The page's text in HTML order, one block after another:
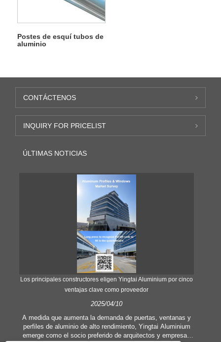
Postes de esquí tubos de
aluminio
CONTÁCTENOS
INQUIRY FOR PRICELIST
ÚLTIMAS NOTICIAS
Los principales constructores eligen Yingtai Aluminium por cinco
ventajas clave como proveedor
2025/04/10
A medida que aumenta la demanda de puertas, ventanas y
perfiles de aluminio de alto rendimiento, Yingtai Aluminium
emerge como el socio preferido de arquitectos y empresas